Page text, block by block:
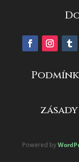
Powered by